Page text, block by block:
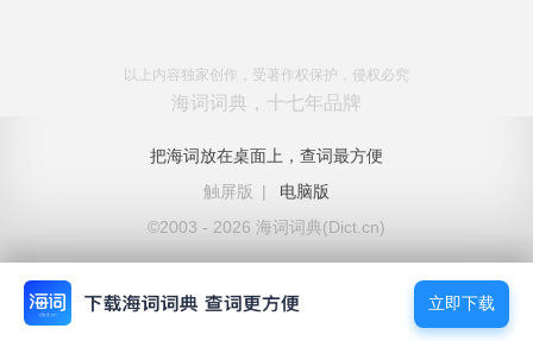
以上内容独家创作，受著作权保护，侵权必究
海词词典，十七年品牌
把海词放在桌面上，查词最方便
触屏版
|
电脑版
©2003 - 2026 海词词典(Dict.cn)
立即下载
立即下载